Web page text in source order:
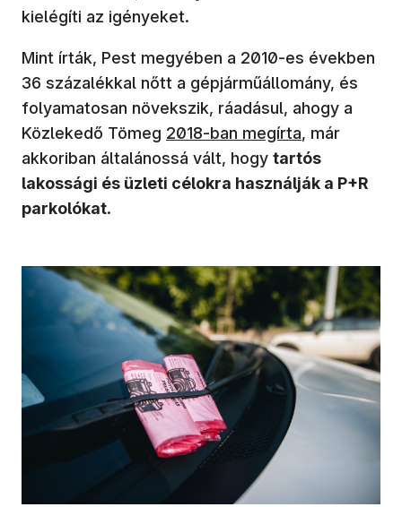
kielégíti az igényeket.
Mint írták, Pest megyében a 2010-es években
36 százalékkal nőtt a gépjárműállomány, és
folyamatosan növekszik, ráadásul, ahogy a
Közlekedő Tömeg (új ablakban nyílik meg)
2018-ban megírta, már
akkoriban általánossá vált, hogy tartós
lakossági és üzleti célokra használják a P+R
parkolókat.